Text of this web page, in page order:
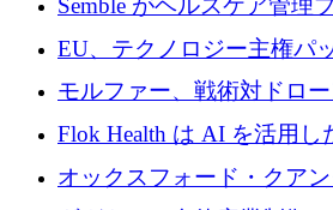
Semble がヘルスケア管理
拡大するためにシリーズ C
を調達
EU、テクノロジー主権パ
保護」に関するものだと発
モルファー、戦術対ドロ
ムを最前線に近づけるため
Flok Health は AI を活用し
ットフォームの成長に
オックスフォード・クア